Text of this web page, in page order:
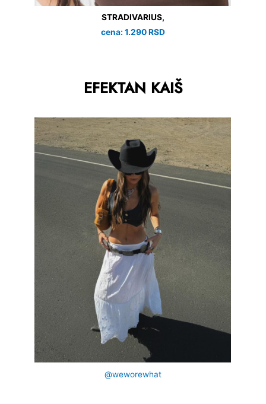
STRADIVARIUS,
cena: 1.290 RSD
EFEKTAN KAIŠ
@weworewhat